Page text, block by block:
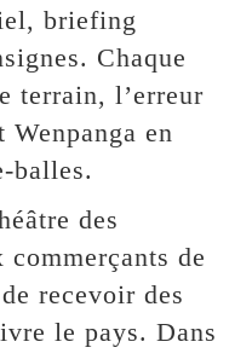
briefing
Chaque
terrain, l’erreur
Wenpanga en
balles.
des
de
recevoir des
le pays. Dans